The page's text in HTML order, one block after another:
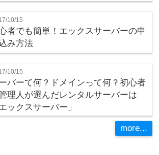
10/15
者でも簡単！エックスサーバーの申
み方法
10/15
バーて何？ドメインって何？初心者
理人が選んだレンタルサーバーは
エックスサーバー」
more...